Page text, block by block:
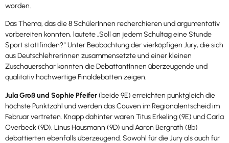
worden.
Das Thema, das die 8 SchülerInnen recherchieren und argumentativ
vorbereiten konnten, lautete „Soll an jedem Schultag eine Stunde
Sport stattfinden?“ Unter Beobachtung der vierköpfigen Jury, die sich
aus Deutschlehrerinnen zusammensetzte und einer kleinen
Zuschauerschar konnten die DebattantInnen überzeugende und
qualitativ hochwertige Finaldebatten zeigen.
Jula Groß und Sophie Pfeifer(beide 9E) erreichten punktgleich die
höchste Punktzahl und werden das Couven im Regionalentscheid im
Februar vertreten. Knapp dahinter waren Titus Erkeling (9E) und Carla
Overbeck (9D). Linus Hausmann (9D) und Aaron Bergrath (8b)
debattierten ebenfalls überzeugend. Sowohl für die Jury als auch für